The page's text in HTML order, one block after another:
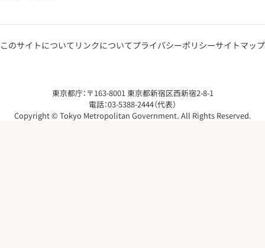
このサイトについて リンクについてプライバシーポリシーサイトマップ
東京都庁：〒163-8001 東京都新宿区西新宿2-8-1
電話：03-5388-2444（代表）
Copyright © Tokyo Metropolitan Government. All Rights Reserved.